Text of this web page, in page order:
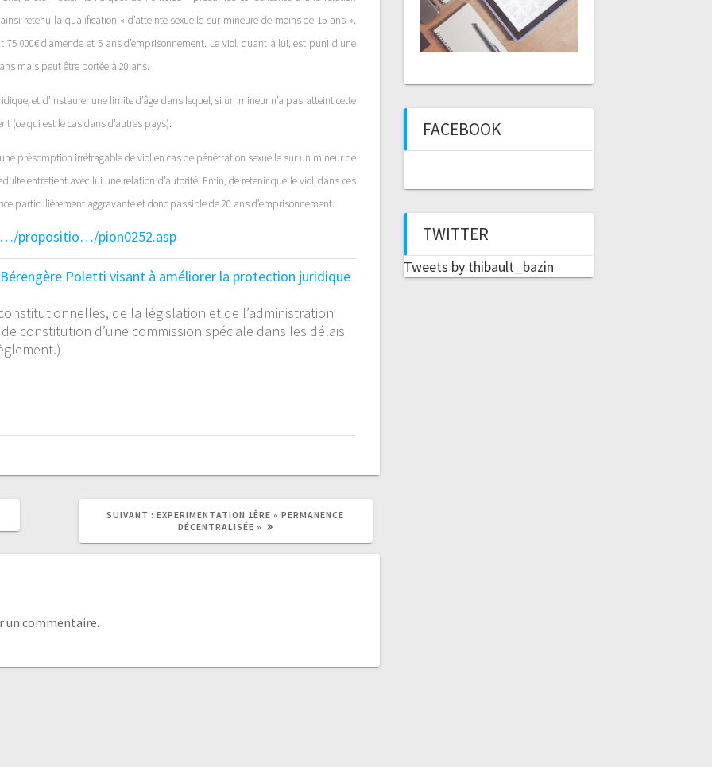
retenu la qualification « d’atteinte sexuelle sur mineure de moins de 15 ans ».
75 000€ d’amende et 5 ans d’emprisonnement. Le viol, quant à lui, est puni d’une
mais peut être portée à 20 ans.
et d’instaurer une limite d’âge dans lequel, si un mineur n’a pas atteint cette
(ce qui est le cas dans d’autres pays).
présomption irréfragable de viol en cas de pénétration sexuelle sur un mineur de
entretient avec lui une relation d’autorité. Enfin, de retenir que le viol, dans ces
particulièrement aggravante et donc passible de 20 ans d’emprisonnement.
propositio…/pion0252.asp
Poletti visant à améliorer la protection juridique
de la législation et de l’administration
constitution d’une commission spéciale dans les délais
SUIVANT : EXPERIMENTATION 1ÈRE « PERMANENCE
DÉCENTRALISÉE »
un commentaire.
FACEBOOK
TWITTER
Tweets by thibault_bazin